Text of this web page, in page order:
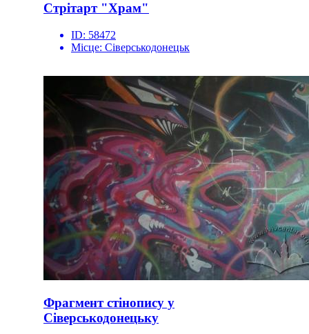
Стрітарт "Храм"
ID: 58472
Місце: Сіверськодонецьк
Фрагмент стінопису у
Сіверськодонецьку